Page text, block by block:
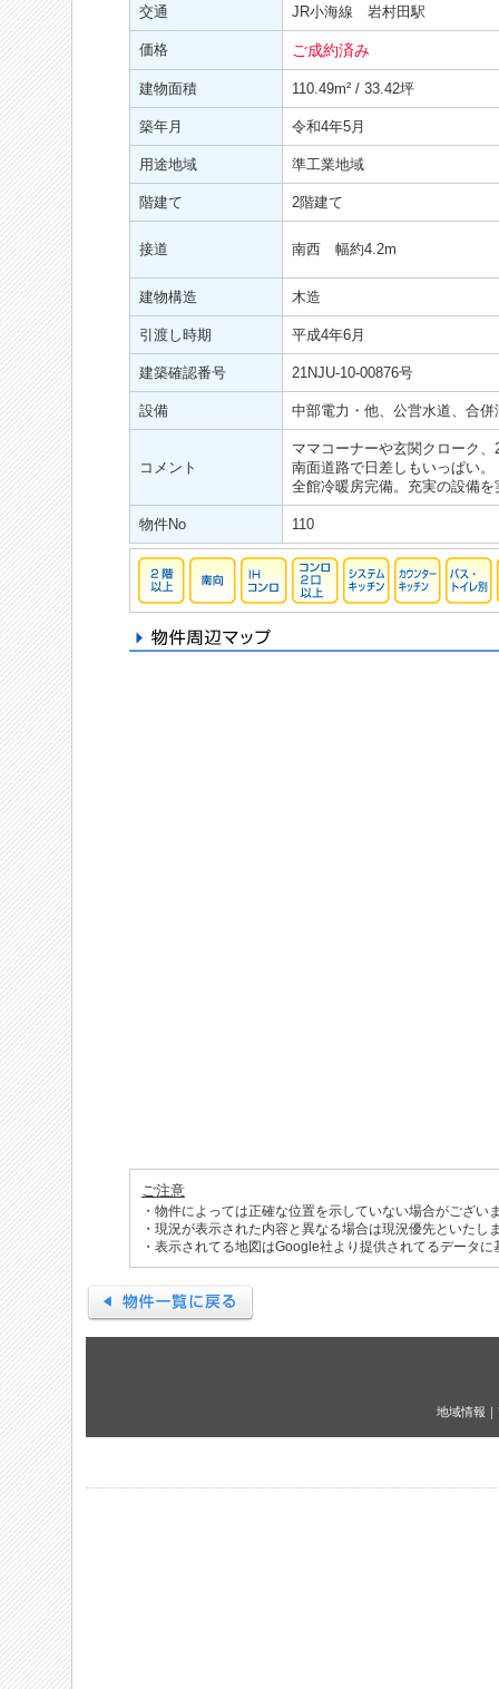
交通 JR小海線 岩村田駅
価格 ご成約済み
建物面積 110.49m² / 33.42坪
築年月 令和4年5月
用途地域 準工業地域
階建て 2階建て
接道 南西 幅約4.2m
建物構造 木造
引渡し時期 平成4年6月
建築確認番号 21NJU-10-00876号
設備 中部電力・他、公営水道、合
コメント
ママコーナーや玄関クローク
南面道路で日差しもいっぱい。
全館冷暖房完備。充実の設備
物件No 110
ご注意
・物件によっては正確な位置を示していない場合がござい
・現況が表示された内容と異なる場合は現況優先といたし
・表示されてる地図はGoogle社より提供されてるデータ
地域情報 ｜